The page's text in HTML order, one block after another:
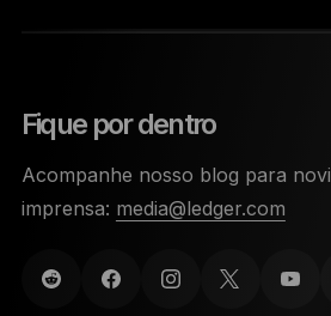
Fique por dentro
Acompanhe nosso blog para
imprensa: media@ledger.com